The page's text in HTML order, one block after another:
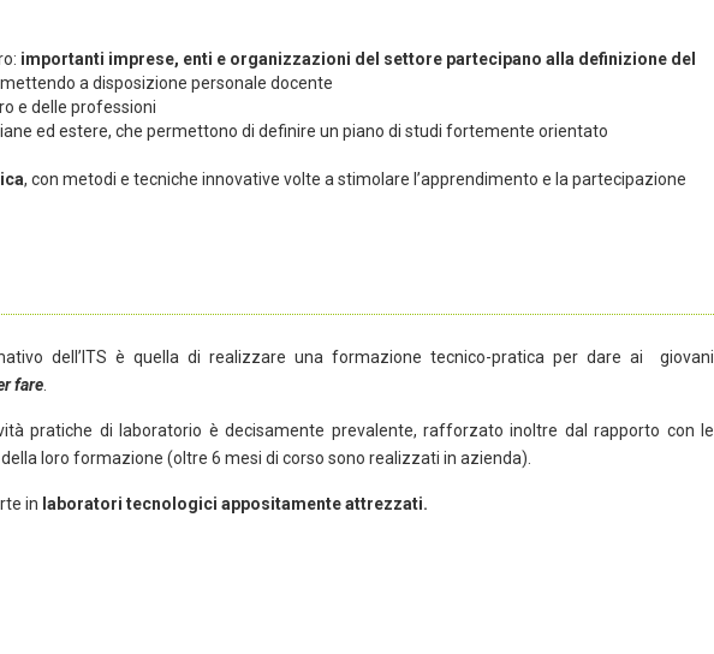
importanti imprese, enti e organizzazioni del settore partecipano alla definizione del
a disposizione personale docente
e delle professioni
ed estere, che permettono di definire un piano di studi fortemente orientato
, con metodi e tecniche innovative volte a stimolare l’apprendimento e la partecipazione
dell’ITS è quella di realizzare una formazione tecnico-pratica per dare ai giovani
fare
pratiche di laboratorio è decisamente prevalente, rafforzato inoltre dal rapporto con le
loro formazione (oltre 6 mesi di corso sono realizzati in azienda).
in laboratori tecnologici appositamente attrezzati.